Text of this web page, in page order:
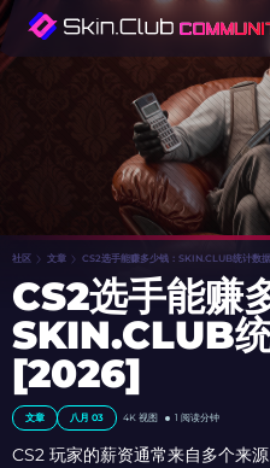
社区 文章 CS2选手能赚多少钱：SKIN.CLUB统计数
CS2选手能赚
SKIN.CLUB
[2026]
文章 八月 03 4K 视图 1 阅读分钟
CS2 玩家的薪资通常来自多个来